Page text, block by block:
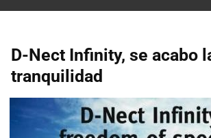
D-Nect Infinity, se acabo
tranquilidad